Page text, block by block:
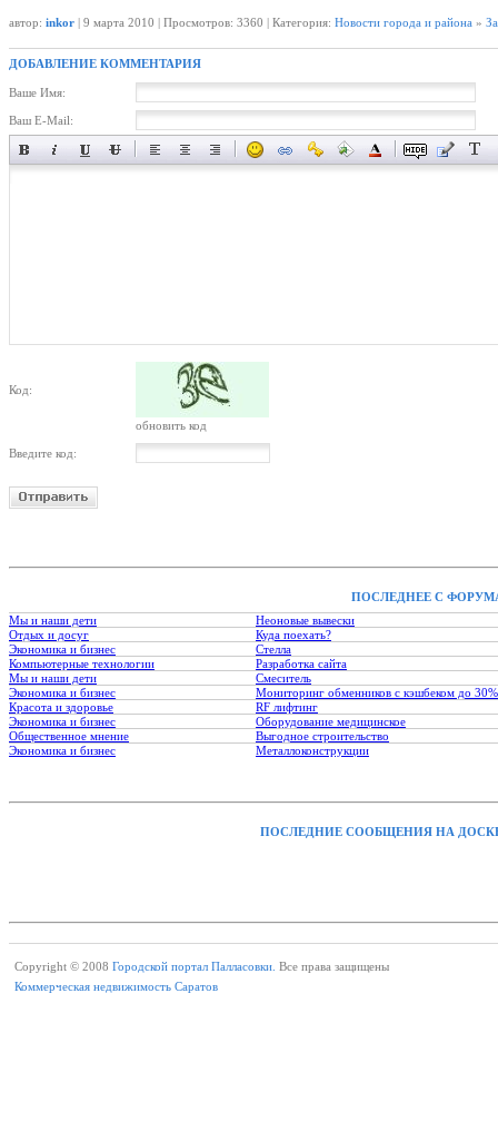
автор: inkor | 9 марта 2010 | Просмотров: 3360 | Категория: Новости города и района »
ДОБАВЛЕНИЕ КОММЕНТАРИЯ
Ваше Имя:
Ваш E-Mail:
Код:
обновить код
Введите код:
ПОСЛЕДНЕЕ С
Мы и наши дети
Неоновые вывески
Отдых и досуг
Куда поехать?
Экономика и бизнес
Стелла
Компьютерные технологии
Разработка сайта
Мы и наши дети
Смеситель
Экономика и бизнес
Мониторинг обменников с кэшбеком до 30%
Красота и здоровье
RF лифтинг
Экономика и бизнес
Оборудование медицинское
Общественное мнение
Выгодное строительство
Экономика и бизнес
Металлоконструкции
ПОСЛЕДНИЕ СООБЩЕНИЯ НА
Copyright © 2008 Городской портал Палласовки. Все права защищены
Коммерческая недвижимость Саратов